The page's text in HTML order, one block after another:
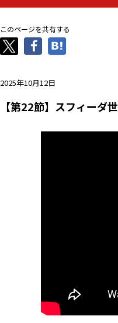
ニッパツ
-
名古屋
このページを共有する
2025年10月12日
【第22節】スフィー